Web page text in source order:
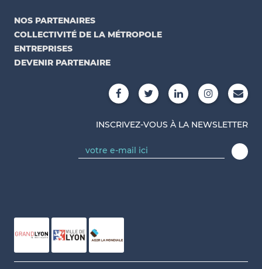
NOS PARTENAIRES
COLLECTIVITÉ DE LA MÉTROPOLE
ENTREPRISES
DEVENIR PARTENAIRE
INSCRIVEZ-VOUS À LA NEWSLETTER